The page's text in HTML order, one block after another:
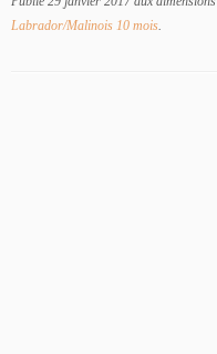
Labrador/Malinois 10 mois.